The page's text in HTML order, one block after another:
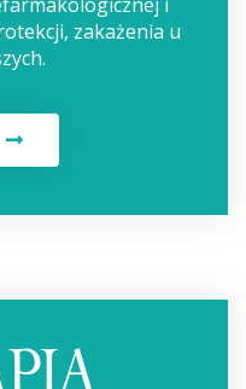
zakażenia u